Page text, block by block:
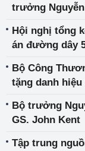
trưởng
Thuận
Hội nghị tổng
án đường dây
Bộ Công
tặng danh hiệu
Bộ trưởng
GS. John Kent
Tập trung